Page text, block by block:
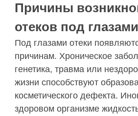
Причины
отеков под глазами
Под глазами отеки
причинам. Хроническое
генетика, травма или
жизни способствуют
косметического дефекта.
здоровом организме